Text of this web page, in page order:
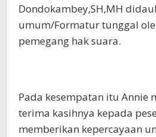
Dondokambey,SH,MH
umum/Formatur tunggal
pemegang hak suara.
Pada kesempatan itu Annie
terima kasihnya kepada
memberikan kepercayaan